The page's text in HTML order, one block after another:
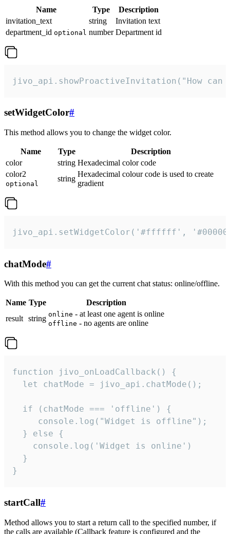
Name Type
Description
invitation_text
string
Invitation text
department_id optional number Department id
jivo_api.showProactiveInvitation("How
setWidgetColor#
This method allows you to change the widget color.
Name Type
Description
color
string Hexadecimal color code
color2
optional
string
Hexadecimal colour code is used to create
gradient
jivo_api.setWidgetColor('#ffffff',
chatMode#
With this method you can get the current chat status: online/offline.
Name Type
Description
result string online - at least one agent is online
offline - no agents are online
function jivo_onLoadCallback() {
  let chatMode = jivo_api.chatMode();
  if (chatMode === 'offline') {
     console.log("Widget is offline");
  } else {
    console.log('Widget is online')
  }
}
startCall#
Method allows you to start a return call to the specified number, if
the calls are available (Callback feature is configured and the